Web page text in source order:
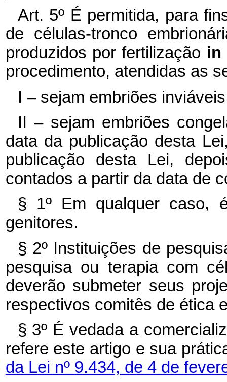
Art. 5º É permitida, para
de células-tronco
produzidos por fertilização
procedimento, atendidas as
I – sejam embriões
II – sejam embriões
data da publicação desta
publicação desta Lei,
contados a partir da data de
§ 1º Em qualquer caso,
genitores.
§ 2º Instituições de
pesquisa ou terapia com
deverão submeter seus
respectivos comitês de ética
§ 3º É vedada a
refere este artigo e sua
da Lei nº 9.434, de 4 de